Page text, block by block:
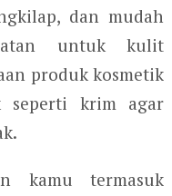
dan mudah
untuk kulit
produk kosmetik
seperti krim agar
kamu termasuk